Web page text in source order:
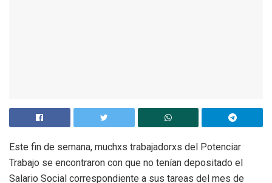
Este fin de semana, muchxs trabajadorxs del Potenciar
Trabajo se encontraron con que no tenían depositado el
Salario Social correspondiente a sus tareas del mes de